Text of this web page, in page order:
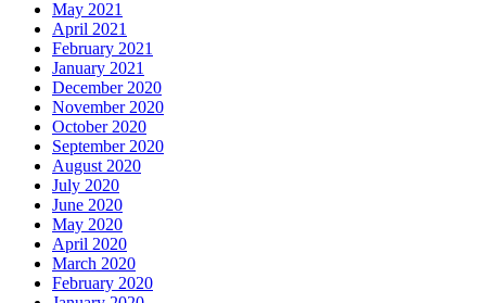
May 2021
April 2021
February 2021
January 2021
December 2020
November 2020
October 2020
September 2020
August 2020
July 2020
June 2020
May 2020
April 2020
March 2020
February 2020